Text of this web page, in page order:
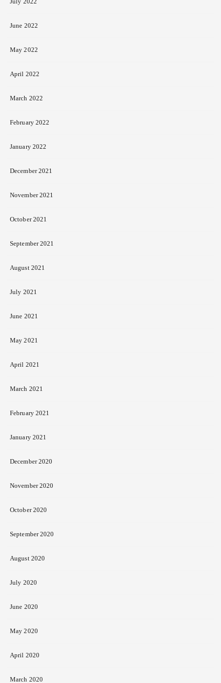
June 2022
May 2022
April 2022
March 2022
February 2022
January 2022
December 2021
November 2021
October 2021
September 2021
August 2021
July 2021
June 2021
May 2021
April 2021
March 2021
February 2021
January 2021
December 2020
November 2020
October 2020
September 2020
August 2020
July 2020
June 2020
May 2020
April 2020
March 2020